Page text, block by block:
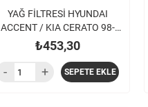
YAĞ FİLTRESİ HYUNDAI
ACCENT / KIA CERATO 98-
BENZİNLİ ARAÇLAR İÇİN
HYUNDAI ACR
₺453,30
SEPETE EKLE